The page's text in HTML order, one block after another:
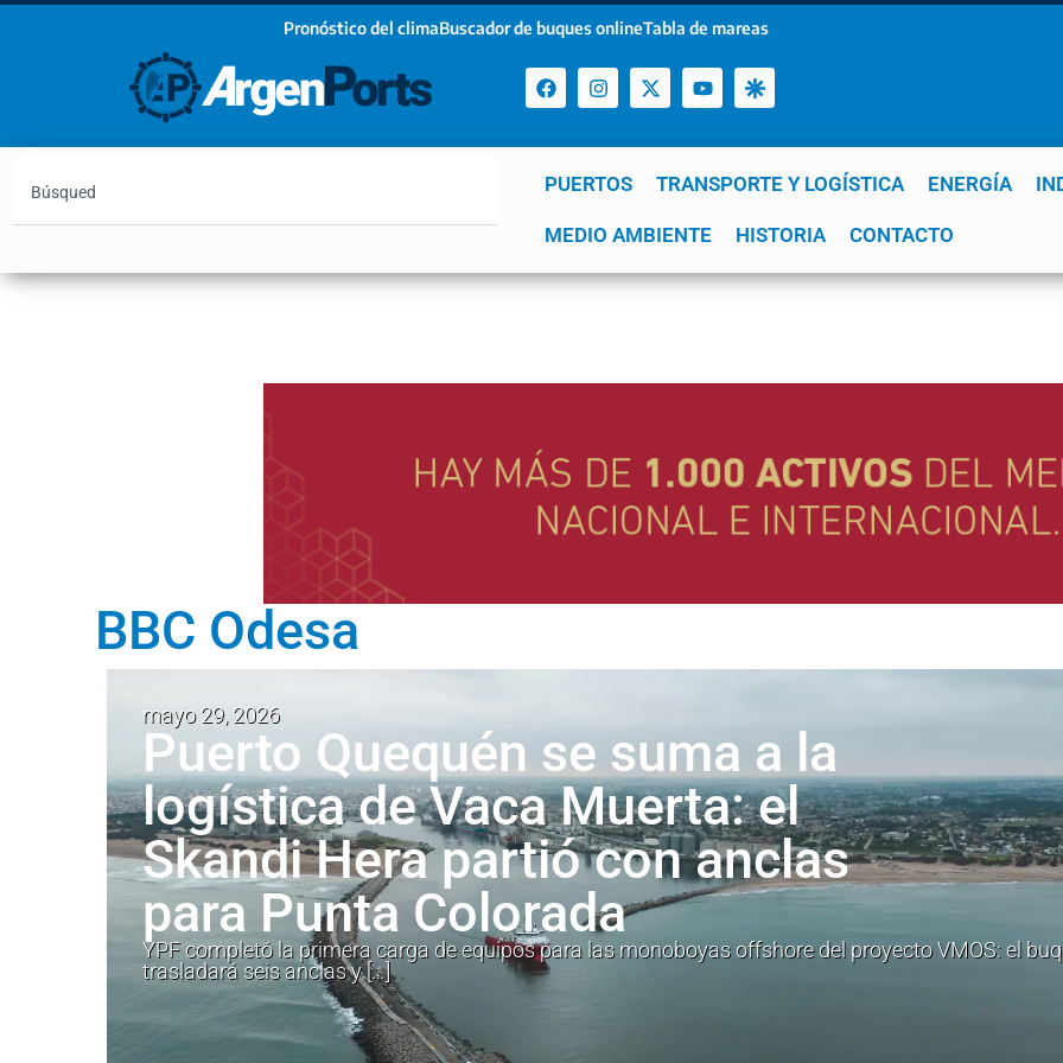
Pronóstico del climaBuscador de buques onlineTabla de mareas
PUERTOS TRANSPORTE Y LOGÍSTICA ENERGÍA
MEDIO AMBIENTE HISTORIA CONTACTO
YPF GNL Mar del Plata Patagonia Quequén
BBC Odesa
mayo 29, 2026
Puerto Quequén se suma a la
logística de Vaca Muerta: el
Skandi Hera partió con anclas
para Punta Colorada
YPF completó la primera carga de equipos para las monoboyas offshore del proyecto VMOS: el
trasladará seis anclas y […]
¡Sumate a nuestro Newsletter!
Email
Estoy de acuerdo con las condiciones y políticas de